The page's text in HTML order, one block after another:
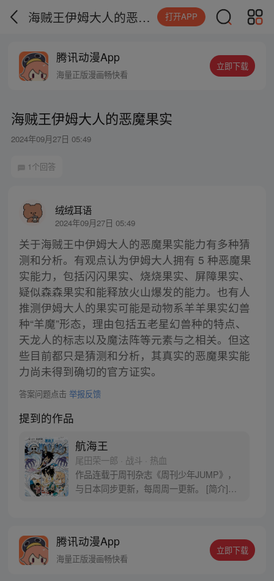
海贼王伊姆大人的恶魔果实 打开APP
腾讯动漫App
海量正版漫画畅快看
立即下载
海贼王伊姆大人的恶魔果实
2024年09月27日 05:49
1个回答
绒绒耳语
2024年09月27日 05:49
关于海贼王中伊姆大人的恶魔果实能力有多种猜
测和分析。有观点认为伊姆大人拥有 5 种恶魔果
实能力，包括闪闪果实、烧烧果实、屏障果实、
疑似森森果实和能释放火山爆发的能力。也有人
推测伊姆大人的果实可能是动物系羊羊果实幻兽
种“羊魔”形态，理由包括五老星幻兽种的特点、
天龙人的标志以及魔法阵等元素与之相关。但这
些目前都只是猜测和分析，其真实的恶魔果实能
力尚未得到确切的官方证实。
答案问题点击 举报反馈
提到的作品
航海王
尾田荣一郎 · 战斗 · 热血
作品连载于周刊杂志《周刊少年JUMP》，
与日本同步更新，每周周一更新。 [简介]有
十年后，路飞为实现与因救他而断臂的杰克
斯的约定而出海，开始了以成为海盗王为目
腾讯动漫App
海量正版漫画畅快看
立即下载